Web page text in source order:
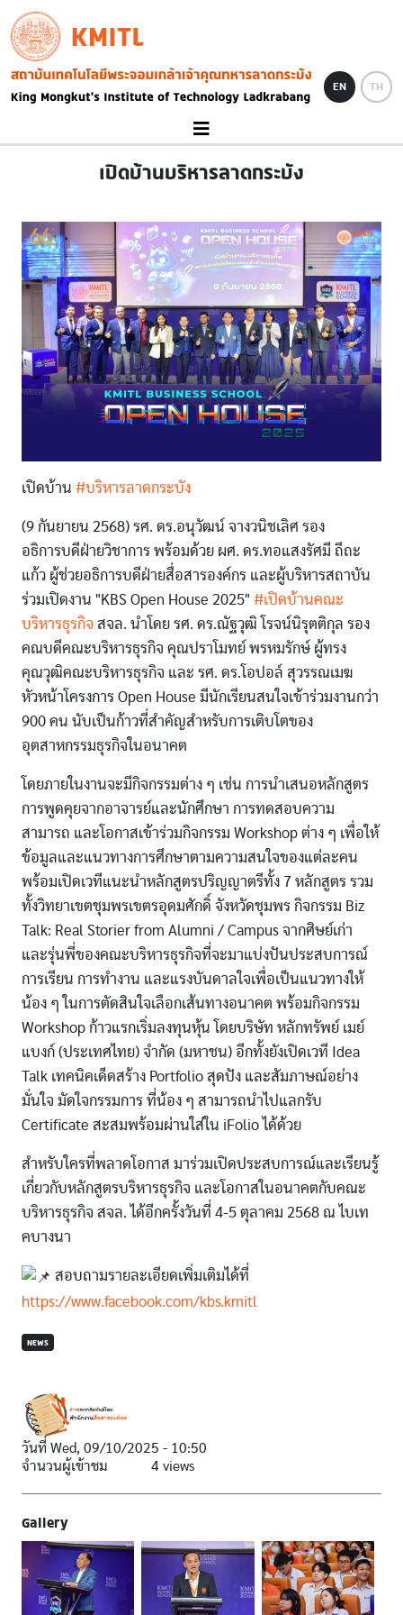
Skip to main content
KMITL
Image
EN TH
เปิดบ้านบริหารลาดกระบัง
เปิดบ้าน #บริหารลาดกระบัง
(9 กันยายน 2568) รศ. ดร.อนุวัฒน์ จางวนิชเลิศ รอง
อธิการบดีฝ่ายวิชาการ พร้อมด้วย ผศ. ดร.ทอแสงรัศมี ถีถะ
แก้ว ผู้ช่วยอธิการบดีฝ่ายสื่อสารองค์กร และผู้บริหารสถาบัน
ร่วมเปิดงาน "KBS Open House 2025" #เปิดบ้านคณะ
บริหารธุรกิจ สจล. นำโดย รศ. ดร.ณัฐวุฒิ โรจน์นิรุตติกุล รอง
คณบดีคณะบริหารธุรกิจ คุณปราโมทย์ พรหมรักษ์ ผู้ทรง
คุณวุฒิคณะบริหารธุรกิจ และ รศ. ดร.โอปอล์ สุวรรณเมฆ
หัวหน้าโครงการ Open House มีนักเรียนสนใจเข้าร่วมงานกว่า
900 คน นับเป็นก้าวที่สำคัญสำหรับการเติบโตของ
อุตสาหกรรมธุรกิจในอนาคต
โดยภายในงานจะมีกิจกรรมต่าง ๆ เช่น การนำเสนอหลักสูตร
การพูดคุยจากอาจารย์และนักศึกษา การทดสอบความ
สามารถ และโอกาสเข้าร่วมกิจกรรม Workshop ต่าง ๆ เพื่อให้
ข้อมูลและแนวทางการศึกษาตามความสนใจของแต่ละคน
พร้อมเปิดเวทีแนะนำหลักสูตรปริญญาตรีทั้ง 7 หลักสูตร รวม
ทั้งวิทยาเขตชุมพรเขตรอุดมศักดิ์ จังหวัดชุมพร กิจกรรม Biz
Talk: Real Storier from Alumni / Campus จากศิษย์เก่า
และรุ่นพี่ของคณะบริหารธุรกิจที่จะมาแบ่งปันประสบการณ์
การเรียน การทำงาน และแรงบันดาลใจเพื่อเป็นแนวทางให้
น้อง ๆ ในการตัดสินใจเลือกเส้นทางอนาคต พร้อมกิจกรรม
Workshop ก้าวแรกเริ่มลงทุนหุ้น โดยบริษัท หลักทรัพย์ เมย์
แบงก์ (ประเทศไทย) จำกัด (มหาชน) อีกทั้งยังเปิดเวที Idea
Talk เทคนิคเด็ดสร้าง Portfolio สุดปัง และสัมภาษณ์อย่าง
มั่นใจ มัดใจกรรมการ ที่น้อง ๆ สามารถนำไปแลกรับ
Certificate สะสมพร้อมผ่านใส่ใน iFolio ได้ด้วย
สำหรับใครที่พลาดโอกาส มาร่วมเปิดประสบการณ์และเรียนรู้
เกี่ยวกับหลักสูตรบริหารธุรกิจ และโอกาสในอนาคตกับคณะ
บริหารธุรกิจ สจล. ได้อีกครั้งวันที่ 4-5 ตุลาคม 2568 ณ ไบเท
คบางนา
สอบถามรายละเอียดเพิ่มเติมได้ที่
https://www.facebook.com/kbs.kmitl
NEWS
วันที่ Wed, 09/10/2025 - 10:50
จำนวนผู้เข้าชม
4 views
Gallery